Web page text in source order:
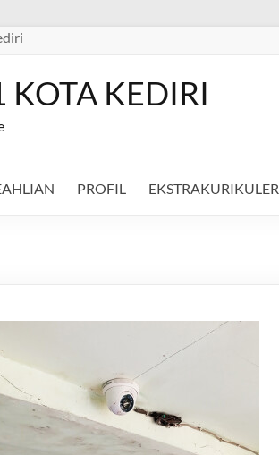
KOTA KEDIRI
PROFIL EKSTRAKURIKULER